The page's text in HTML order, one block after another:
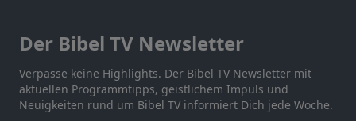
Der Bibel TV Newsletter
Verpasse keine Highlights. Der Bibel TV Newsletter mit
aktuellen Programmtipps, geistlichem Impuls und
Neuigkeiten rund um Bibel TV informiert Dich jede Woche.